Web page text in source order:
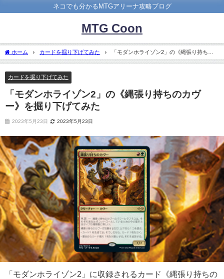
ネコでも分かるMTGアリーナ攻略ブログ
MTG Coon
ホーム カードを掘り下げてみた
「モダンホライゾン2」の《縄張り持ちの
カヴー》を掘り下げてみた
カードを掘り下げてみた
「モダンホライゾン2」の《縄張り持ちのカヴ
ー》を掘り下げてみた
2023年5月23日 2023年5月23日
「モダンホライゾン2」に収録されるカード《縄張り持ちの